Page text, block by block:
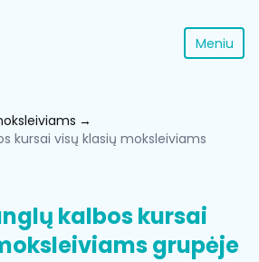
Meniu
kursai visų klasių moksleiviams
kalbos kursai
grupėje